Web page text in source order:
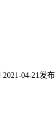
2021-04-21发布